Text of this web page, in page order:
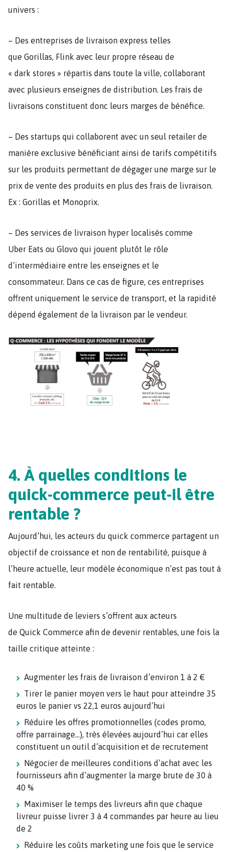
univers :
– Des entreprises de livraison express telles
que Gorillas, Flink avec leur propre réseau de
« dark stores » répartis dans toute la ville, collaborant
avec plusieurs enseignes de distribution. Les frais de
livraisons constituent donc leurs marges de bénéfice.
– Des startups qui collaborent avec un seul retailer de
manière exclusive bénéficiant ainsi de tarifs compétitifs
sur les produits permettant de dégager une marge sur le
prix de vente des produits en plus des frais de livraison.
Ex : Gorillas et Monoprix.
– Des services de livraison hyper localisés comme
Uber Eats ou Glovo qui jouent plutôt le rôle
d’intermédiaire entre les enseignes et le
consommateur. Dans ce cas de figure, ces entreprises
offrent uniquement le service de transport, et la rapidité
dépend également de la livraison par le vendeur.
4. À quelles conditions le
quick-commerce peut-il être
rentable ?
Aujourd’hui, les acteurs du quick commerce partagent un
objectif de croissance et non de rentabilité, puisque à
l’heure actuelle, leur modèle économique n’est pas tout à
fait rentable.
Une multitude de leviers s’offrent aux acteurs
de Quick Commerce afin de devenir rentables, une fois la
taille critique atteinte :
Augmenter les frais de livraison d’environ 1 à 2 €
Tirer le panier moyen vers le haut pour atteindre 35
euros le panier vs 22,1 euros aujourd’hui
Réduire les offres promotionnelles (codes promo,
offre parrainage…), très élevées aujourd’hui car elles
constituent un outil d’acquisition et de recrutement
Négocier de meilleures conditions d’achat avec les
fournisseurs afin d’augmenter la marge brute de 30 à
40 %
Maximiser le temps des livreurs afin que chaque
livreur puisse livrer 3 à 4 commandes par heure au lieu
de 2
Réduire les coûts marketing une fois que le service